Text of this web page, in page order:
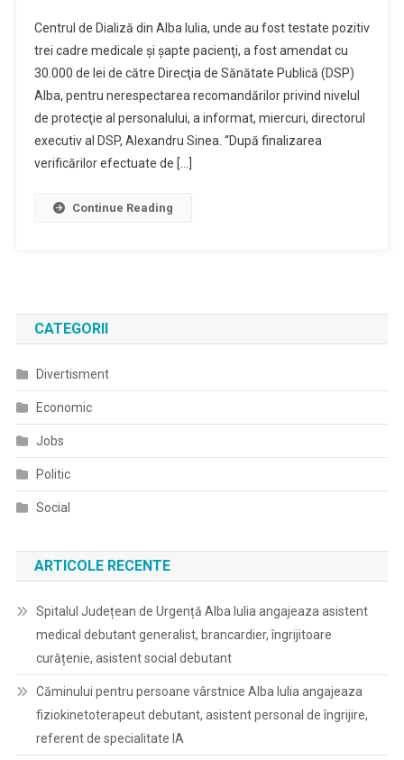
Centrul de Dializă din Alba Iulia, unde au fost testate pozitiv
trei cadre medicale şi şapte pacienţi, a fost amendat cu
30.000 de lei de către Direcţia de Sănătate Publică (DSP)
Alba, pentru nerespectarea recomandărilor privind nivelul
de protecţie al personalului, a informat, miercuri, directorul
executiv al DSP, Alexandru Sinea. “După finalizarea
verificărilor efectuate de […]
Continue Reading
CATEGORII
Divertisment
Economic
Jobs
Politic
Social
ARTICOLE RECENTE
Spitalul Județean de Urgență Alba Iulia angajeaza asistent
medical debutant generalist, brancardier, îngrijitoare
curățenie, asistent social debutant
Căminului pentru persoane vârstnice Alba Iulia angajeaza
fiziokinetoterapeut debutant, asistent personal de îngrijire,
referent de specialitate IA